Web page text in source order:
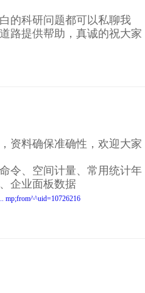
的科研问题都可以私聊我
路提供帮助，真诚的祝大家
资料确保准确性，欢迎大家
命令、空间计量、常用统计年
企业面板数据
mp;from^^uid=10726216